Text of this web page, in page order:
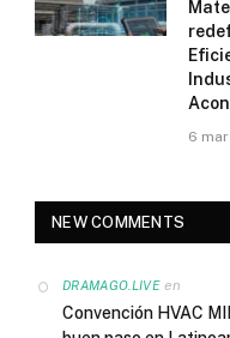
6
NEW COMMENTS
DRAMAGO.LIVEen
Convención HVAC